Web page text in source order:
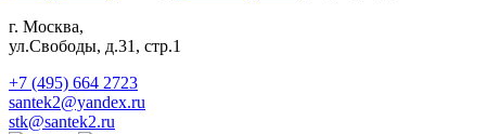
г. Москва,
ул.Свободы, д.31, стр.1
+7 (495) 664 2723
santek2@yandex.ru
stk@santek2.ru